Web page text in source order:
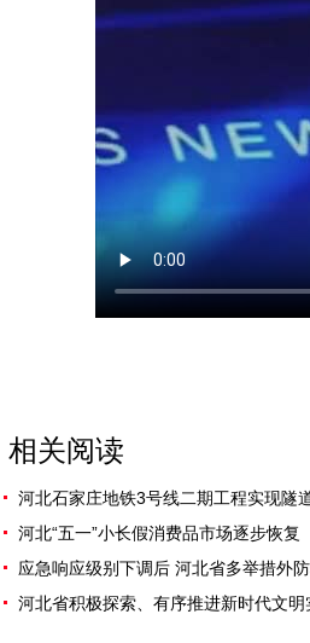
相关阅读
河北石家庄地铁3号线二期工程实现隧
河北“五一”小长假消费品市场逐步恢复
应急响应级别下调后 河北省多举措外
河北省积极探索、有序推进新时代文